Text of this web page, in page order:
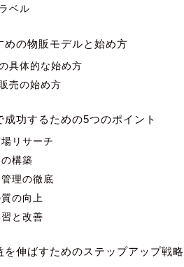
ベル
めの物販モデルと始め方
具体的な始め方
売の始め方
成功するための5つのポイント
リサーチ
構築
理の徹底
の向上
と改善
を伸ばすためのステップアップ戦略